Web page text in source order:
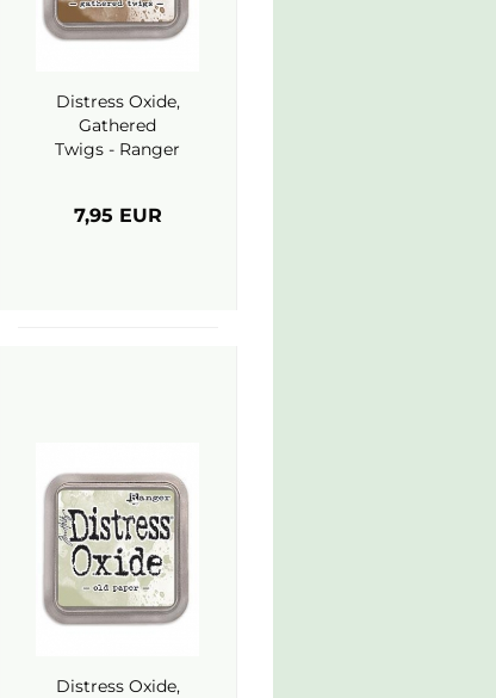
Distress Oxide,
Gathered
Twigs - Ranger
7,95 EUR
Distress Oxide,